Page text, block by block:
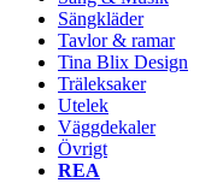
Sängkläder
Tavlor & ramar
Tina Blix Design
Träleksaker
Utelek
Väggdekaler
Övrigt
REA